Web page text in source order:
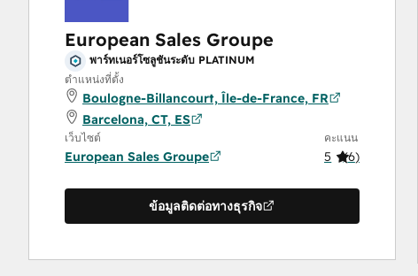
European Sales Groupe
พาร์ทเนอร์โซลูชันระดับ PLATINUM
ตำแหน่งที่ตั้ง
Boulogne-Billancourt, Île-de-France, FR
Barcelona, CT, ES
เว็บไซต์
European Sales Groupe
คะแนน
5 (6)
ข้อมูลติดต่อทางธุรกิจ